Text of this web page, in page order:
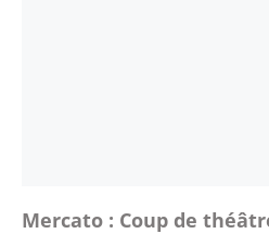
Mercato : Coup de